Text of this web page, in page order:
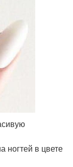
ногтей в цвете